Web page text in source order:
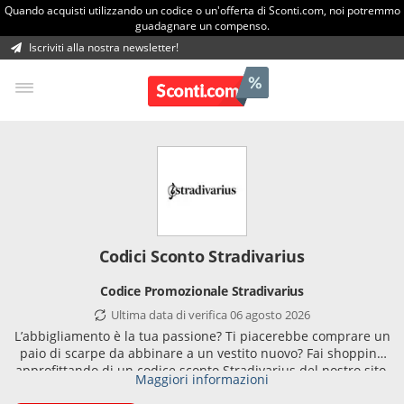
Quando acquisti utilizzando un codice o un'offerta di Sconti.com, noi potremmo
guadagnare un compenso.
Iscriviti alla nostra newsletter!
Codici Sconto Stradivarius
Codice Promozionale Stradivarius
Ultima data di verifica 06 agosto 2026
L’abbigliamento è la tua passione? Ti piacerebbe comprare un
paio di scarpe da abbinare a un vestito nuovo? Fai shopping
approfittando di un codice sconto Stradivarius del nostro sito.
Stradivarius propone abbigliamento, calzature e accessori per
Maggiori informazioni